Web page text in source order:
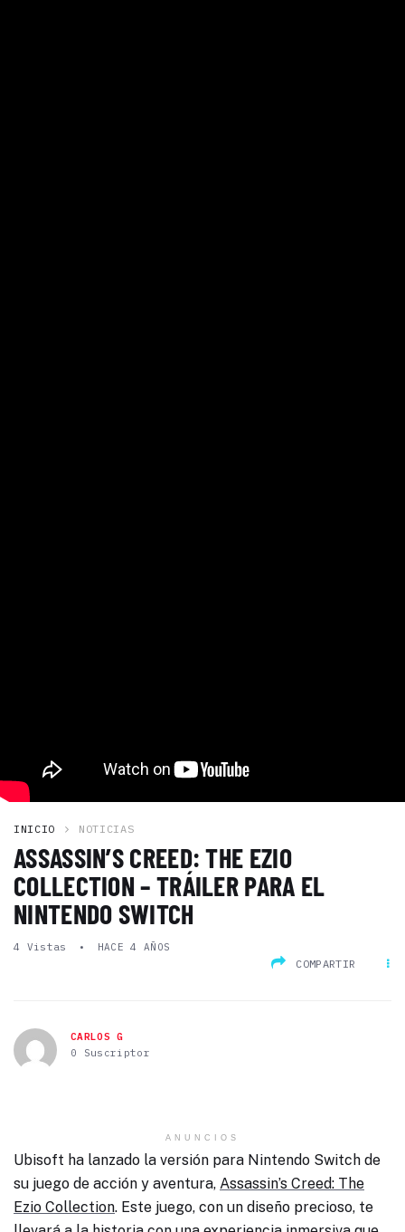
INICIO NOTICIAS
ASSASSIN’S CREED: THE EZIO
COLLECTION – TRÁILER PARA EL
NINTENDO SWITCH
4 Vistas HACE 4 AÑOS
COMPARTIR
CARLOS G
0 Suscriptor
ANUNCIOS
Ubisoft ha lanzado la versión para Nintendo Switch de
su juego de acción y aventura, Assassin’s Creed: The
Ezio Collection. Este juego, con un diseño precioso, te